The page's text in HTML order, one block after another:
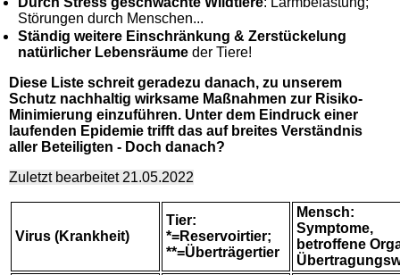
Störungen durch Menschen...
Ständig weitere Einschränkung & Zerstückelung
natürlicher Lebensräume der Tiere!
Diese Liste schreit geradezu danach, zu unserem
Schutz nachhaltig wirksame Maßnahmen zur Risiko-
Minimierung einzuführen. Unter dem Eindruck einer
laufenden Epidemie trifft das auf breites Verständnis
aller Beteiligten - Doch danach?
Zuletzt bearbeitet 21.05.2022
Virus (Krankheit)
Tier:
*=Reservoirtier;
**=Überträgertier
Mensch:
Symptome,
betroffene